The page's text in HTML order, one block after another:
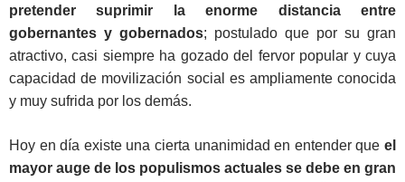
pretender suprimir la enorme distancia entre
gobernantes y gobernados; postulado que por su gran
atractivo, casi siempre ha gozado del fervor popular y cuya
capacidad de movilización social es ampliamente conocida
y muy sufrida por los demás.
Hoy en día existe una cierta unanimidad en entender que el
mayor auge de los populismos actuales se debe en gran